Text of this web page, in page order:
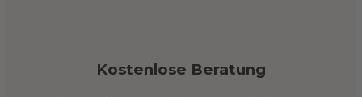
Kostenlose Beratung